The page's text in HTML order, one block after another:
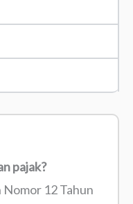
pajak?
12 Tahun